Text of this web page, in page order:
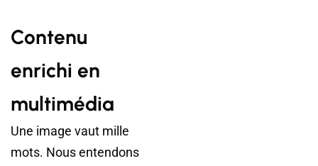
Contenu
enrichi en
multimédia
Une image vaut mille
mots. Nous entendons